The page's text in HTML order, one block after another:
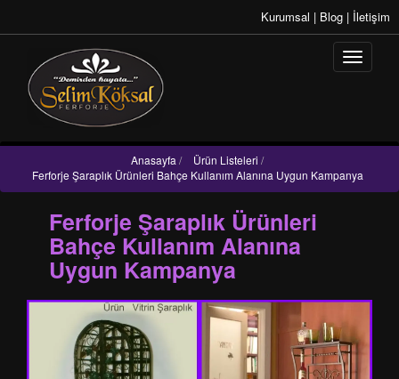
Kurumsal | Blog | İletişim
Anasayfa / Ürün Listeleri /
Ferforje Şaraplık Ürünleri Bahçe Kullanım Alanına Uygun Kampanya
Ferforje Şaraplık Ürünleri
Bahçe Kullanım Alanına
Uygun Kampanya